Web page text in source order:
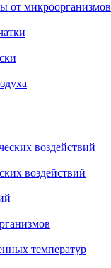
от микроорганизмов
воздействий
воздействий
температур